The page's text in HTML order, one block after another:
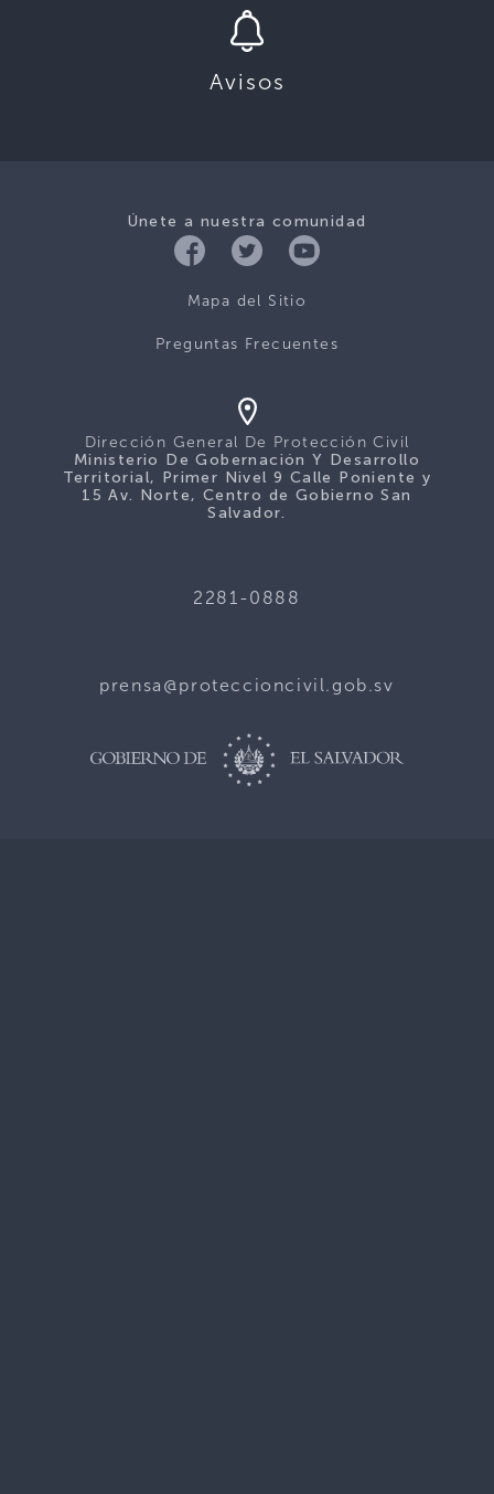
Avisos
Únete a nuestra comunidad
Mapa del Sitio
Preguntas Frecuentes
Dirección General De Protección Civil
Ministerio De Gobernación Y Desarrollo
Territorial, Primer Nivel 9 Calle Poniente y
15 Av. Norte, Centro de Gobierno San
Salvador.
2281-0888
prensa@proteccioncivil.gob.sv